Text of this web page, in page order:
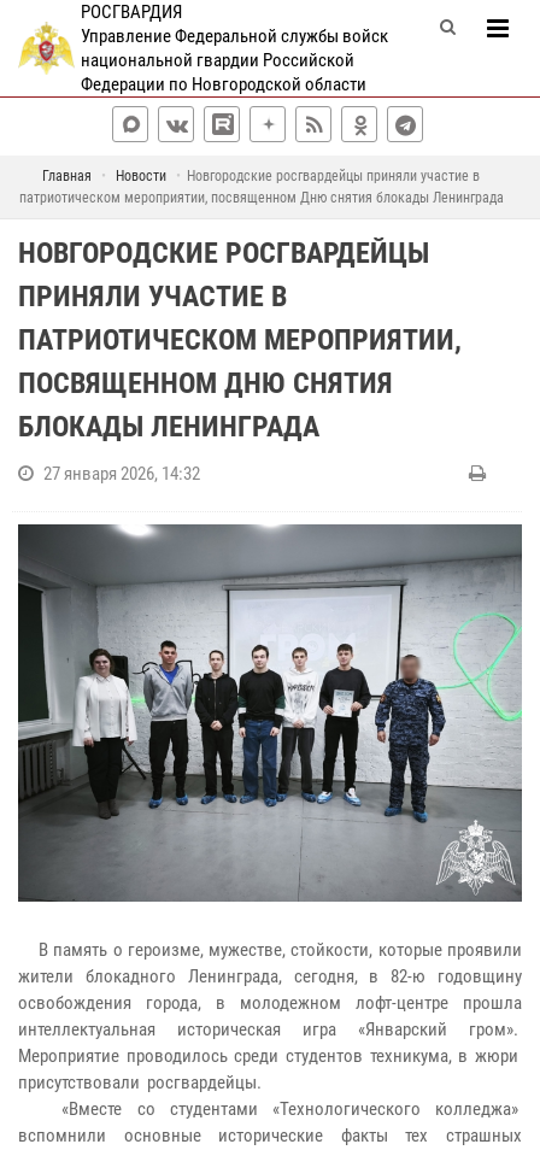
РОСГВАРДИЯ
Управление Федеральной службы войск
национальной гвардии Российской
Федерации по Новгородской области
Главная Новости
Новгородские росгвардейцы приняли участие в
патриотическом мероприятии, посвященном Дню снятия блокады Ленинграда
НОВГОРОДСКИЕ РОСГВАРДЕЙЦЫ
ПРИНЯЛИ УЧАСТИЕ В
ПАТРИОТИЧЕСКОМ МЕРОПРИЯТИИ,
ПОСВЯЩЕННОМ ДНЮ СНЯТИЯ
БЛОКАДЫ ЛЕНИНГРАДА
27 января 2026, 14:32
В память о героизме, мужестве, стойкости, которые проявили
жители блокадного Ленинграда, сегодня, в 82-ю годовщину
освобождения города, в молодежном лофт-центре прошла
интеллектуальная историческая игра «Январский гром».
Мероприятие проводилось среди студентов техникума, в жюри
присутствовали росгвардейцы.
«Вместе со студентами «Технологического колледжа»
вспомнили основные исторические факты тех страшных